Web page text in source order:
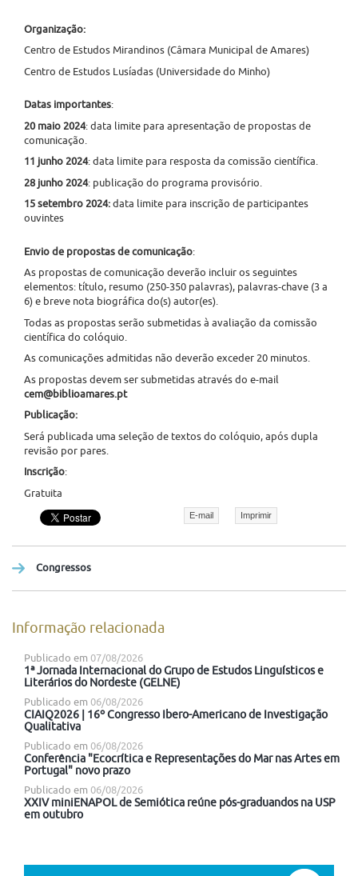
Organização:
Centro de Estudos Mirandinos (Câmara Municipal de Amares)
Centro de Estudos Lusíadas (Universidade do Minho)
Datas importantes:
20 maio 2024: data limite para apresentação de propostas de
comunicação.
11 junho 2024: data limite para resposta da comissão científica.
28 junho 2024: publicação do programa provisório.
15 setembro 2024: data limite para inscrição de participantes
ouvintes
Envio de propostas de comunicação:
As propostas de comunicação deverão incluir os seguintes
elementos: título, resumo (250-350 palavras), palavras-chave (3 a
6) e breve nota biográfica do(s) autor(es).
Todas as propostas serão submetidas à avaliação da comissão
científica do colóquio.
As comunicações admitidas não deverão exceder 20 minutos.
As propostas devem ser submetidas através do e-mail
cem@biblioamares.pt
Publicação:
Será publicada uma seleção de textos do colóquio, após dupla
revisão por pares.
Inscrição:
Gratuita
E-mail Imprimir
Congressos
Informação relacionada
Publicado em 07/08/2026
1ª Jornada Internacional do Grupo de Estudos Linguísticos e
Literários do Nordeste (GELNE)
Publicado em 06/08/2026
CIAIQ2026 | 16º Congresso Ibero-Americano de Investigação
Qualitativa
Publicado em 06/08/2026
Conferência "Ecocrítica e Representações do Mar nas Artes em
Portugal" novo prazo
Publicado em 06/08/2026
XXIV miniENAPOL de Semiótica reúne pós-graduandos na USP
em outubro